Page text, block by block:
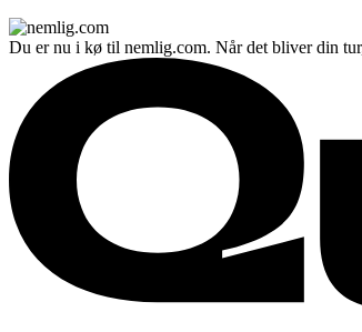
Du er nu i kø til nemlig.com. Når det bliver din